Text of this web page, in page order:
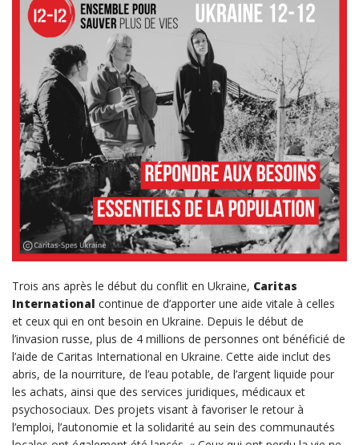
Trois ans après le début du conflit en Ukraine, Caritas
International continue de d’apporter une aide vitale à celles
et ceux qui en ont besoin en Ukraine. Depuis le début de
l’invasion russe, plus de 4 millions de personnes ont bénéficié de
l’aide de Caritas International en Ukraine. Cette aide inclut des
abris, de la nourriture, de l’eau potable, de l’argent liquide pour
les achats, ainsi que des services juridiques, médicaux et
psychosociaux. Des projets visant à favoriser le retour à
l’emploi, l’autonomie et la solidarité au sein des communautés